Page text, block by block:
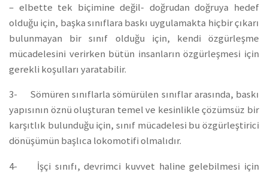
– elbette tek biçimine değil- doğrudan doğruya hedef
olduğu için, başka sınıflara baskı uygulamakta hiçbir çıkarı
bulunmayan bir sınıf olduğu için, kendi özgürleşme
mücadelesini verirken bütün insanların özgürleşmesi için
gerekli koşulları yaratabilir.
3- Sömüren sınıflarla sömürülen sınıflar arasında, baskı
yapısının öznü oluşturan temel ve kesinlikle çözümsüz bir
karşıtlık bulunduğu için, sınıf mücadelesi bu özgürleştirici
dönüşümün başlıca lokomotifi olmalıdır.
4- İşçi sınıfı, devrimci kuvvet haline gelebilmesi için